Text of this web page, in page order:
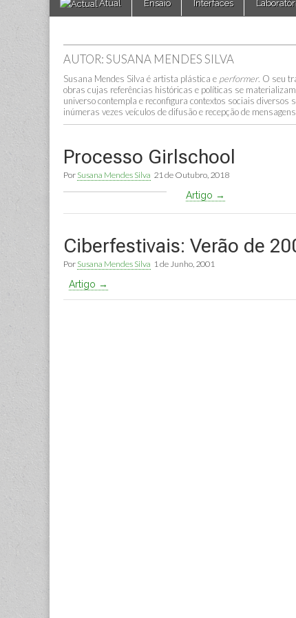
menu
Atual Ensaio Interfaces
AUTOR: SUSANA MENDES SILVA
Susana Mendes Silva é artista plástica e performer. O seu
obras cujas referências históricas e políticas se materializam
universo contempla e reconfigura contextos sociais
inúmeras vezes veículos de difusão e recepção de
Processo Girlschool
Por Susana Mendes Silva 21 de Outubro, 2018
Artigo →
Ciberfestivais: Verão de
Por Susana Mendes Silva 1 de Junho, 2001
Artigo →